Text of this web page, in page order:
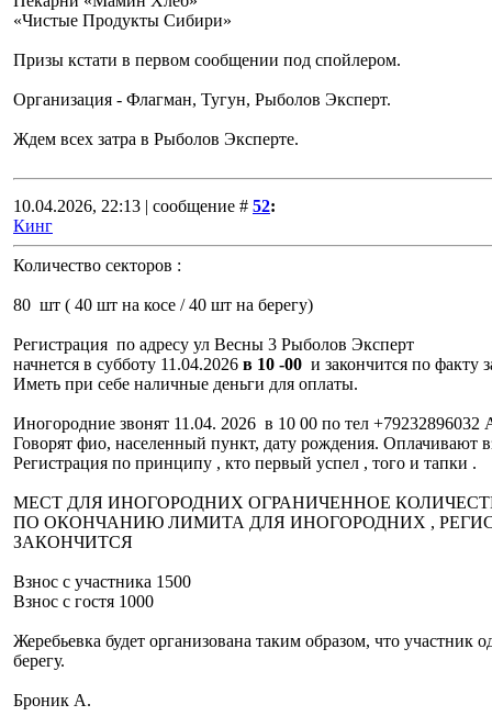
«Чистые Продукты Сибири»
Призы кстати в первом сообщении под спойлером.
Организация - Флагман, Тугун, Рыболов Эксперт.
Ждем всех затра в Рыболов Эксперте.
10.04.2026, 22:13 | сообщение # 52:
Кинг
Количество секторов :
80 шт ( 40 шт на косе / 40 шт на берегу)
Регистрация по адресу ул Весны 3 Рыболов Эксперт
начнется в субботу 11.04.2026 в 10 -00 и закончится по факту
Иметь при себе наличные деньги для оплаты.
Иногородние звонят 11.04. 2026 в 10 00 по тел +79232896032
Говорят фио, населенный пункт, дату рождения. Оплачивают
Регистрация по принципу , кто первый успел , того и тапки .
МЕСТ ДЛЯ ИНОГОРОДНИХ ОГРАНИЧЕННОЕ
ПО ОКОНЧАНИЮ ЛИМИТА ДЛЯ ИНОГОРОДНИХ ,
ЗАКОНЧИТСЯ
Взнос с участника 1500
Взнос с гостя 1000
Жеребьевка будет организована таким образом, что участник
берегу.
Броник А.